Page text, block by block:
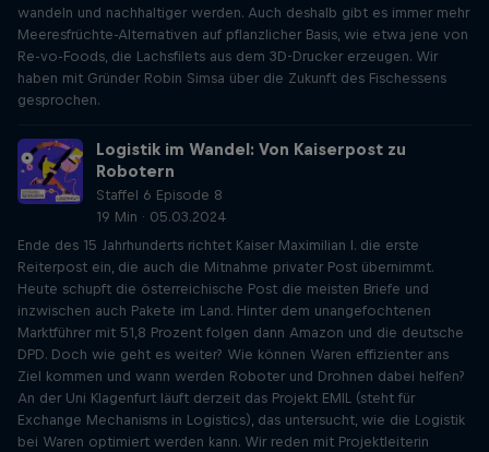
wandeln und nachhaltiger werden. Auch deshalb gibt es immer mehr
Meeresfrüchte-Alternativen auf pflanzlicher Basis, wie etwa jene von
Re-vo-Foods, die Lachsfilets aus dem 3D-Drucker erzeugen. Wir
haben mit Gründer Robin Simsa über die Zukunft des Fischessens
gesprochen.
Logistik im Wandel: Von Kaiserpost zu
Robotern
Staffel 6 Episode 8
19 Min · 05.03.2024
Ende des 15 Jahrhunderts richtet Kaiser Maximilian I. die erste
Reiterpost ein, die auch die Mitnahme privater Post übernimmt.
Heute schupft die österreichische Post die meisten Briefe und
inzwischen auch Pakete im Land. Hinter dem unangefochtenen
Marktführer mit 51,8 Prozent folgen dann Amazon und die deutsche
DPD. Doch wie geht es weiter? Wie können Waren effizienter ans
Ziel kommen und wann werden Roboter und Drohnen dabei helfen?
An der Uni Klagenfurt läuft derzeit das Projekt EMIL (steht für
Exchange Mechanisms in Logistics), das untersucht, wie die Logistik
bei Waren optimiert werden kann. Wir reden mit Projektleiterin